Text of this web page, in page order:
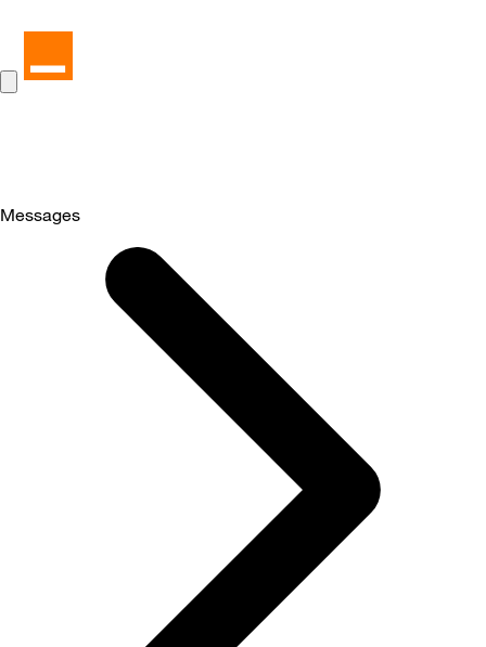
Messages